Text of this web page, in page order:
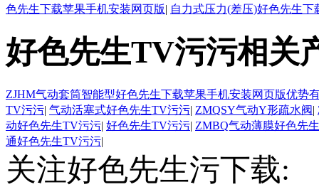
色先生下载苹果手机安装网页版| 自力式压力(差压)好色先生
好色先生TV污污相关
ZJHM气动套筒智能型好色先生下载苹果手机安装网页版优势
TV污污| 气动活塞式好色先生TV污污| ZMQSY气动Y形疏水阀|
动好色先生TV污污| 好色先生TV污污| ZMBQ气动薄膜好色先
通好色先生TV污污|
关注好色先生污下载: